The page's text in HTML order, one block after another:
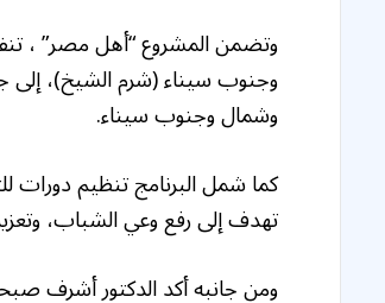
وتضمن المشروع “أهل مصر” ،
وجنوب سيناء (شرم الشيخ)، إلى
وشمال وجنوب سيناء.
كما شمل البرنامج تنظيم دورات
تهدف إلى رفع وعي الشباب،
ومن جانبه أكد الدكتور أشرف